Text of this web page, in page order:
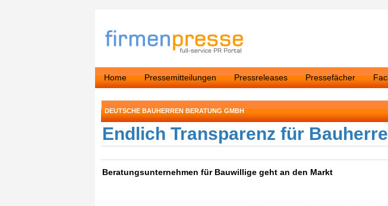
Home Pressemitteilungen Pressreleases Pressefächer
DEUTSCHE BAUHERREN BERATUNG GMBH
Endlich Transparenz für
Beratungsunternehmen für Bauwillige geht an den Markt